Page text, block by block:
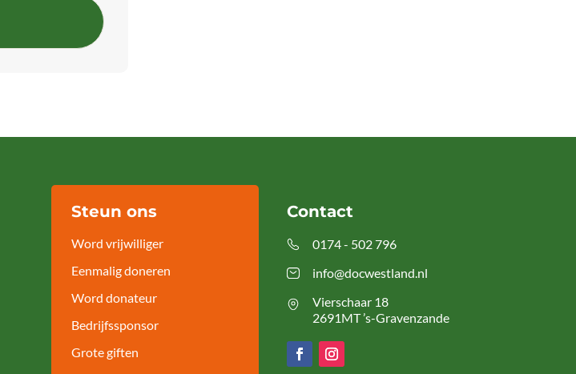
Steun ons
Word vrijwilliger
Eenmalig doneren
Word donateur
Bedrijfssponsor
Grote giften
Contact
0174 - 502 796
info@docwestland.nl
Vierschaar 18
2691MT ’s-Gravenzande